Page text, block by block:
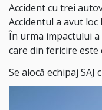
Accident cu trei
Accidentul a avut loc
În urma impactului
care din fericire este
Se alocă echipaj SAJ